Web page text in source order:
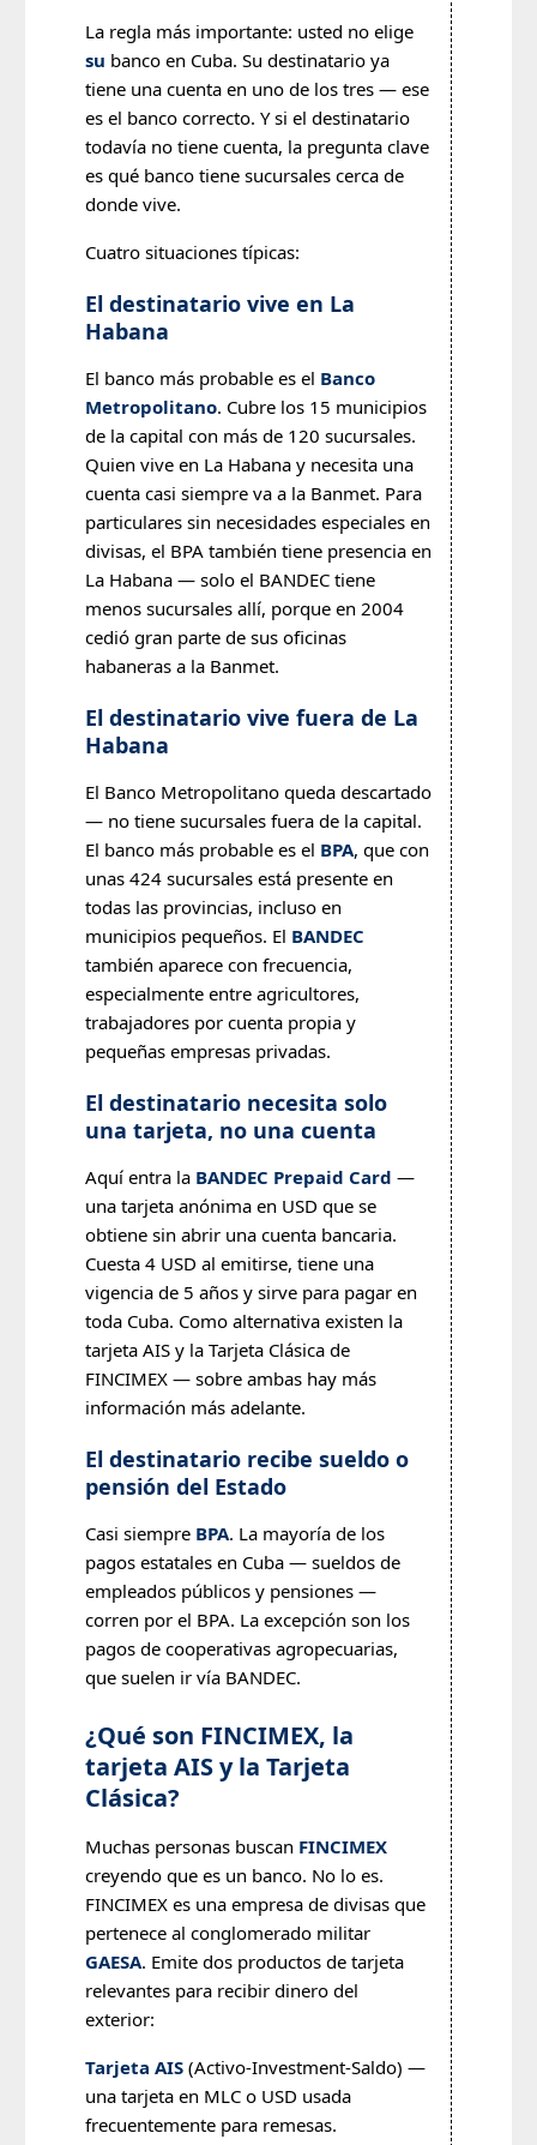
La regla más importante: usted no elige
su banco en Cuba. Su destinatario ya
tiene una cuenta en uno de los tres — ese
es el banco correcto. Y si el destinatario
todavía no tiene cuenta, la pregunta clave
es qué banco tiene sucursales cerca de
donde vive.
Cuatro situaciones típicas:
El destinatario vive en La
Habana
El banco más probable es el Banco
Metropolitano. Cubre los 15 municipios
de la capital con más de 120 sucursales.
Quien vive en La Habana y necesita una
cuenta casi siempre va a la Banmet. Para
particulares sin necesidades especiales en
divisas, el BPA también tiene presencia en
La Habana — solo el BANDEC tiene
menos sucursales allí, porque en 2004
cedió gran parte de sus oficinas
habaneras a la Banmet.
El destinatario vive fuera de La
Habana
El Banco Metropolitano queda descartado
— no tiene sucursales fuera de la capital.
El banco más probable es el BPA, que con
unas 424 sucursales está presente en
todas las provincias, incluso en
municipios pequeños. El BANDEC
también aparece con frecuencia,
especialmente entre agricultores,
trabajadores por cuenta propia y
pequeñas empresas privadas.
El destinatario necesita solo
una tarjeta, no una cuenta
Aquí entra la BANDEC Prepaid Card —
una tarjeta anónima en USD que se
obtiene sin abrir una cuenta bancaria.
Cuesta 4 USD al emitirse, tiene una
vigencia de 5 años y sirve para pagar en
toda Cuba. Como alternativa existen la
tarjeta AIS y la Tarjeta Clásica de
FINCIMEX — sobre ambas hay más
información más adelante.
El destinatario recibe sueldo o
pensión del Estado
Casi siempre BPA. La mayoría de los
pagos estatales en Cuba — sueldos de
empleados públicos y pensiones —
corren por el BPA. La excepción son los
pagos de cooperativas agropecuarias,
que suelen ir vía BANDEC.
¿Qué son FINCIMEX, la
tarjeta AIS y la Tarjeta
Clásica?
Muchas personas buscan FINCIMEX
creyendo que es un banco. No lo es.
FINCIMEX es una empresa de divisas que
pertenece al conglomerado militar
GAESA. Emite dos productos de tarjeta
relevantes para recibir dinero del
exterior:
Tarjeta AIS (Activo-Investment-Saldo) —
una tarjeta en MLC o USD usada
frecuentemente para remesas.